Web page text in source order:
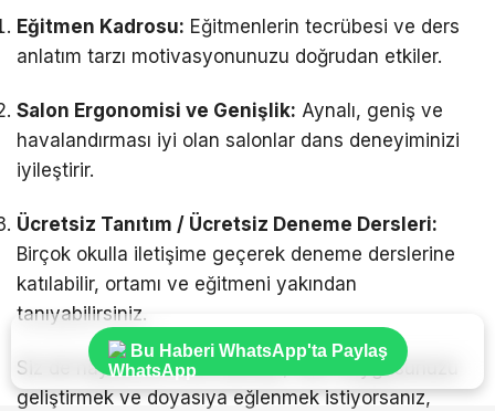
Eğitmen Kadrosu: Eğitmenlerin tecrübesi ve ders
anlatım tarzı motivasyonunuzu doğrudan etkiler.
Salon Ergonomisi ve Genişlik: Aynalı, geniş ve
havalandırması iyi olan salonlar dans deneyiminizi
iyileştirir.
Ücretsiz Tanıtım / Ücretsiz Deneme Dersleri:
Birçok okulla iletişime geçerek deneme derslerine
katılabilir, ortamı ve eğitmeni yakından
tanıyabilirsiniz.
Siz de hayatınıza renk katmak, ritim duygusunuzu
geliştirmek ve doyasıya eğlenmek istiyorsanız,
Bu Haberi WhatsApp'ta Paylaş